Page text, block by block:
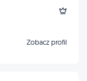
Zobacz profil